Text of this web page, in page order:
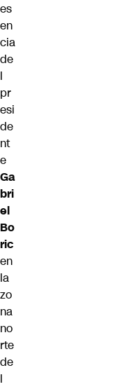
es
en
cia
de
l
pr
esi
de
nt
e
Ga
bri
el
Bo
ric
en
la
zo
na
no
rte
de
l